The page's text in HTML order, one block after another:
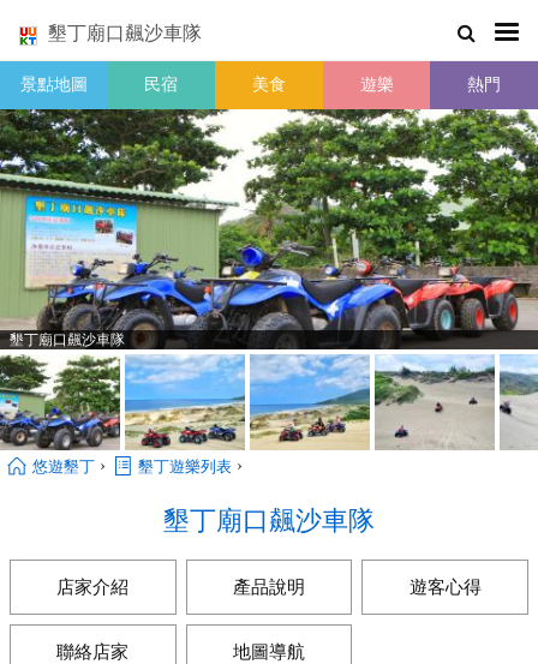
墾丁廟口飆沙車隊
景點地圖 民宿 美食 遊樂 熱門
墾丁廟口飆沙車隊
悠遊墾丁 › 墾丁遊樂列表 ›
墾丁廟口飆沙車隊
店家介紹 產品說明 遊客心得
聯絡店家 地圖導航